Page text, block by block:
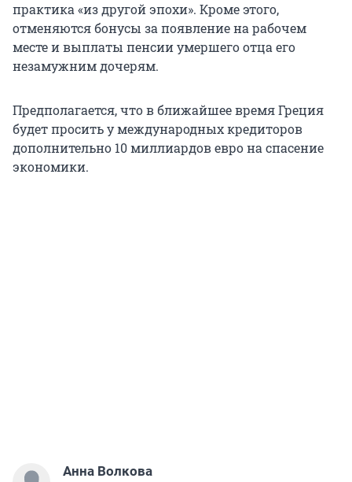
практика «из другой эпохи». Кроме этого,
отменяются бонусы за появление на рабочем
месте и выплаты пенсии умершего отца его
незамужним дочерям.
Предполагается, что в ближайшее время Греция
будет просить у международных кредиторов
дополнительно 10 миллиардов евро на спасение
экономики.
Анна Волкова